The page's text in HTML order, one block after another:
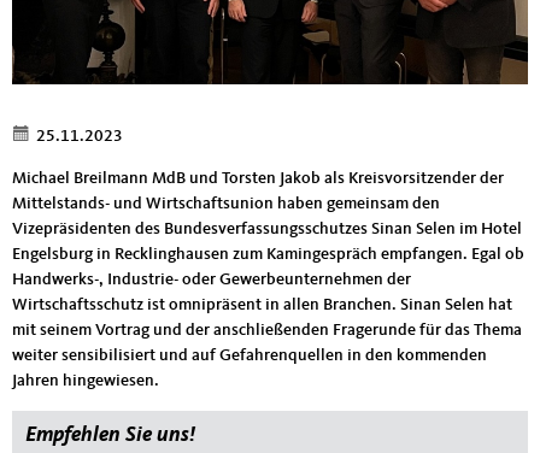
25.11.2023
Michael Breilmann MdB und Torsten Jakob als Kreisvorsitzender der
Mittelstands- und Wirtschaftsunion haben gemeinsam den
Vizepräsidenten des Bundesverfassungsschutzes Sinan Selen im Hotel
Engelsburg in Recklinghausen zum Kamingespräch empfangen. Egal ob
Handwerks-, Industrie- oder Gewerbeunternehmen der
Wirtschaftsschutz ist omnipräsent in allen Branchen. Sinan Selen hat
mit seinem Vortrag und der anschließenden Fragerunde für das Thema
weiter sensibilisiert und auf Gefahrenquellen in den kommenden
Jahren hingewiesen.
Empfehlen Sie uns!